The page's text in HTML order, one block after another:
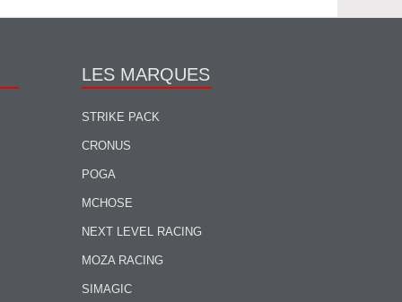
LES MARQUES
STRIKE PACK
CRONUS
POGA
MCHOSE
NEXT LEVEL RACING
MOZA RACING
SIMAGIC